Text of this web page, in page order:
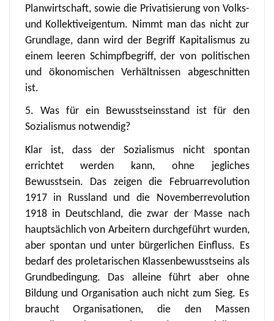
Planwirtschaft, sowie die Privatisierung von Volks-
und Kollektiveigentum. Nimmt man das nicht zur
Grundlage, dann wird der Begriff Kapitalismus zu
einem leeren Schimpfbegriff, der von politischen
und ökonomischen Verhältnissen abgeschnitten
ist.
5. Was für ein Bewusstseinsstand ist für den
Sozialismus notwendig?
Klar ist, dass der Sozialismus nicht spontan
errichtet werden kann, ohne jegliches
Bewusstsein. Das zeigen die Februarrevolution
1917 in Russland und die Novemberrevolution
1918 in Deutschland, die zwar der Masse nach
hauptsächlich von Arbeitern durchgeführt wurden,
aber spontan und unter bürgerlichen Einfluss. Es
bedarf des proletarischen Klassenbewusstseins als
Grundbedingung. Das alleine führt aber ohne
Bildung und Organisation auch nicht zum Sieg. Es
braucht Organisationen, die den Massen